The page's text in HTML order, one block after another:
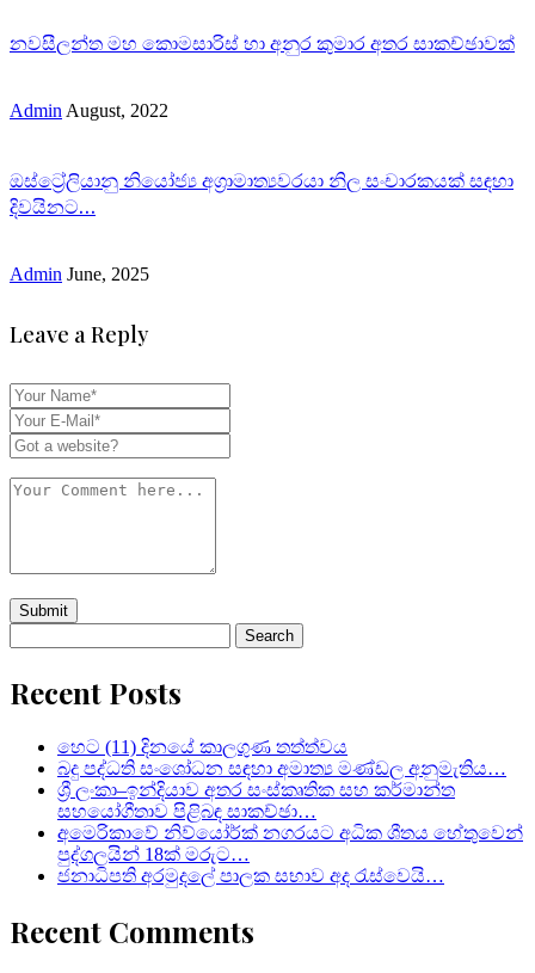
නවසීලන්ත මහ කොමසාරිස් හා අනුර කුමාර අතර සාකච්ඡාවක්
Admin August, 2022
ඔස්ට්‍රේලියානු නියෝජ්‍ය අග්‍රාමාත්‍යවරයා නිල සංචාරකයක් සඳහා
දිවයිනට…
Admin June, 2025
Leave a Reply
for:
Recent Posts
හෙට (11) දිනයේ කාලගුණ තත්ත්වය
බදු පද්ධති සංශෝධන සඳහා අමාත්‍ය මණ්ඩල අනුමැතිය…
ශ්‍රී ලංකා–ඉන්දියාව අතර සංස්කෘතික සහ කර්මාන්ත
සහයෝගීතාව පිළිබඳ සාකච්ඡා…
අමෙරිකාවේ නිව්යෝර්ක් නගරයට අධික ශීතය හේතුවෙන්
පුද්ගලයින් 18ක් මරුට…
ජනාධිපති අරමුදලේ පාලක සභාව අද රැස්වෙයි…
Recent Comments